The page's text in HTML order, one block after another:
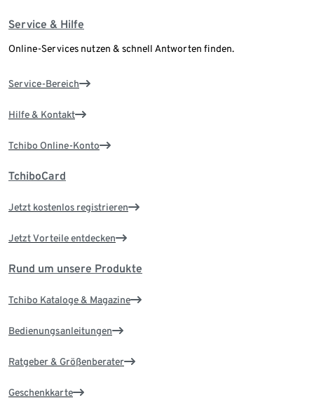
Service & Hilfe
Online-Services nutzen & schnell Antworten finden.
Service-Bereich
Hilfe & Kontakt
Tchibo Online-Konto
TchiboCard
Jetzt kostenlos registrieren
Jetzt Vorteile entdecken
Rund um unsere Produkte
Tchibo Kataloge & Magazine
Bedienungsanleitungen
Ratgeber & Größenberater
Geschenkkarte